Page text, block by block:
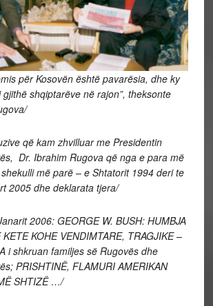
për Kosovën është pavarësia, dhe ky
shqiptarëve në rajon”, theksonte
që kam zhvilluar me Presidentin
Dr. Ibrahim Rugova që nga e para më
më parë – e Shtatorit 1994 deri te
2005 dhe deklarata tjera/
2006: GEORGE W. BUSH: HUMBJA
KOHE VENDIMTARE, TRAGJIKE –
i shkruan familjes së Rugovës dhe
PRISHTINË, FLAMURI AMERIKAN
SHTIZË …/